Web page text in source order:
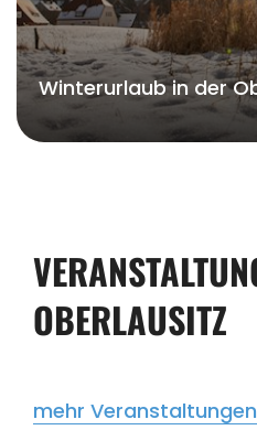
Winterurlaub in der
OBERLAUSITZ
mehr